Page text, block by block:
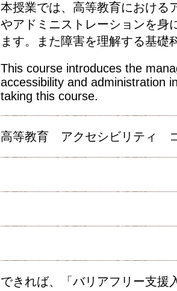
本授業では、高等教育における
やアドミニストレーションを身
ます。また障害を理解する基
This course introduces the
accessibility and administration
taking this course.
高等教育 アクセシビリティ
できれば、「バリアフリー支援